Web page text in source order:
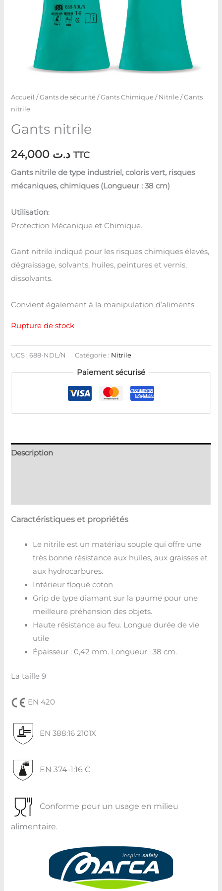
Accueil /Gants de sécurité/Gants Chimique/Nitrile/ Gants
nitrile
Gants nitrile
د.ت TTC
Gants nitrile de type industriel, coloris vert, risques
mécaniques, chimiques (Longueur : 38 cm)
Utilisation:
Protection Mécanique et Chimique.
Gant nitrile indiqué pour les risques chimiques élevés,
dégraissage, solvants, huiles, peintures et vernis,
dissolvants.
Convient également à la manipulation d’aliments.
Rupture de stock
UGS :688-NDL/N Catégorie : Nitrile
Paiement sécurisé
Description
Caractéristiques et propriétés
Le nitrile est un matériau souple qui offre une
très bonne résistance aux huiles, aux graisses et
aux hydrocarbures.
Intérieur floqué coton
Grip de type diamant sur la paume pour une
meilleure préhension des objets.
Haute résistance au feu. Longue durée de vie
utile
Épaisseur : 0,42 mm. Longueur : 38 cm.
La taille 9
EN 420
EN 388:16 2101X
EN 374-1:16 C
Conforme pour un usage en milieu
alimentaire.